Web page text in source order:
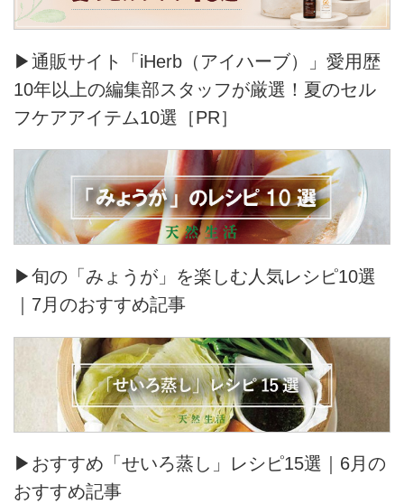
▶通販サイト「iHerb（アイハーブ）」愛用歴
10年以上の編集部スタッフが厳選！夏のセル
フケアアイテム10選［PR］
▶旬の「みょうが」を楽しむ人気レシピ10選
｜7月のおすすめ記事
▶おすすめ「せいろ蒸し」レシピ15選｜6月の
おすすめ記事